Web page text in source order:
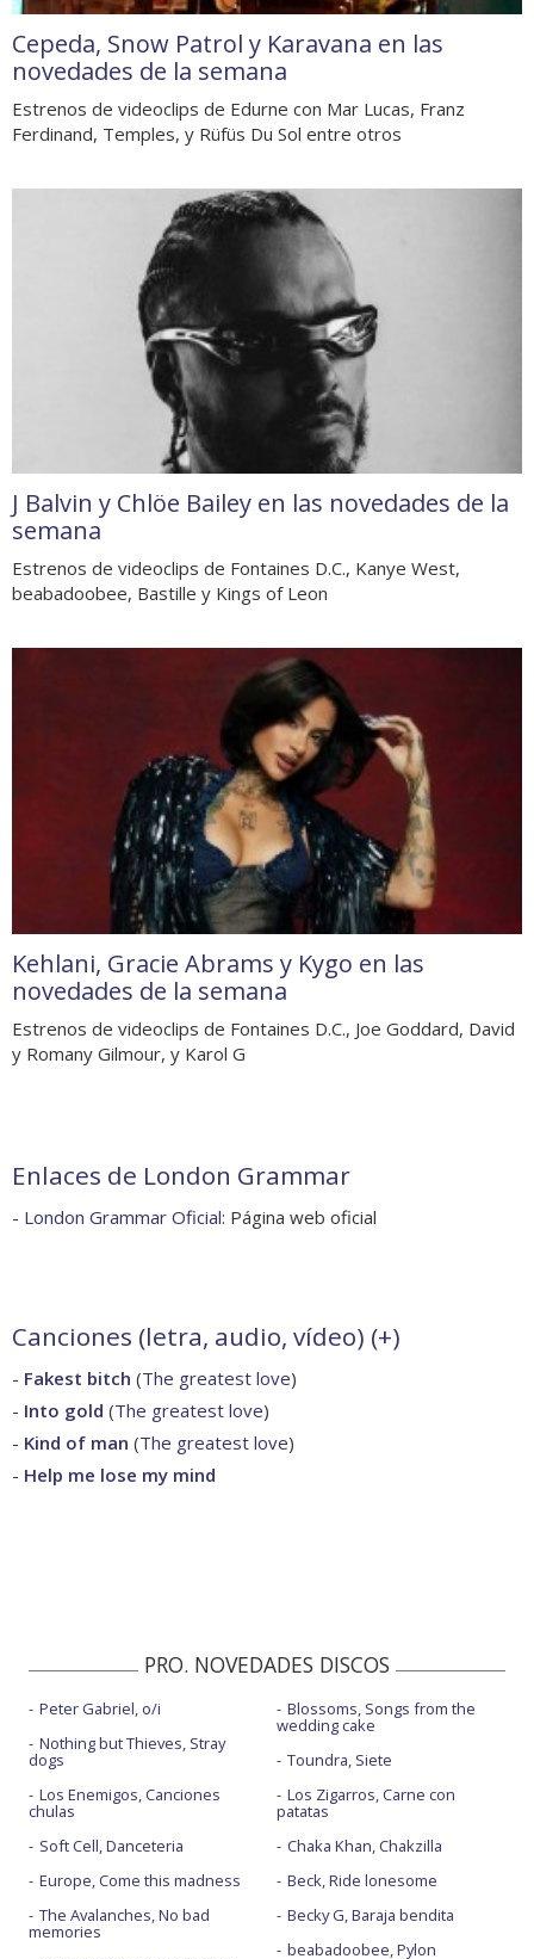
Cepeda, Snow Patrol y Karavana en las
novedades de la semana
Estrenos de videoclips de Edurne con Mar Lucas, Franz
Ferdinand, Temples, y Rüfüs Du Sol entre otros
J Balvin y Chlöe Bailey en las novedades de la
semana
Estrenos de videoclips de Fontaines D.C., Kanye West,
beabadoobee, Bastille y Kings of Leon
Kehlani, Gracie Abrams y Kygo en las
novedades de la semana
Estrenos de videoclips de Fontaines D.C., Joe Goddard, David
y Romany Gilmour, y Karol G
Enlaces de London Grammar
- London Grammar Oficial: Página web oficial
Canciones (letra, audio, vídeo) (+)
- Fakest bitch (The greatest love)
- Into gold (The greatest love)
- Kind of man (The greatest love)
- Help me lose my mind
PRO. NOVEDADES DISCOS
Peter Gabriel, o/i
Nothing but Thieves, Stray
dogs
Los Enemigos, Canciones
chulas
Soft Cell, Danceteria
Europe, Come this madness
The Avalanches, No bad
memories
Blossoms, Songs from the
wedding cake
Toundra, Siete
Los Zigarros, Carne con
patatas
Chaka Khan, Chakzilla
Beck, Ride lonesome
Becky G, Baraja bendita
beabadoobee, Pylon